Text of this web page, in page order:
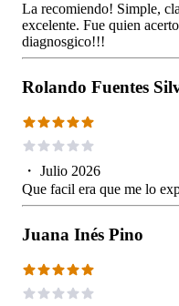
La recomiendo! Simple,
excelente. Fue quien
diagnosgico!!!
Rolando Fuentes
・ Julio 2026
Que facil era que me lo
Juana Inés Pino